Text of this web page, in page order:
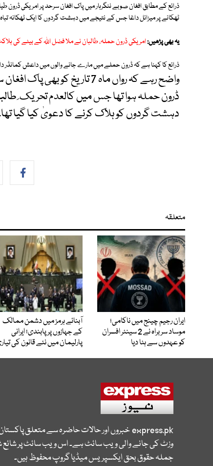
ذرائع کے مطابق افغان صوبے ننگرہار میں پاک افغان سرحد پر امریکی
ٹھکانے پر میزائل داغا جس کے نتیجے میں دہشت گردوں کا ایک ٹھکانہ تباہ ہوگیا اور اس میں
یہ بھی پڑھیں:امریکی ڈرون حملہ، طالبان نے ملا فضل اللہ کے بیٹے کی
ذرائع کا کہنا ہے کہ ڈرون حملے میں مارے جانے والوں میں داعش کمانڈر
واضح رہے کہ رواں ماہ 7 تاریخ
دہشت گردوں کو ہلاک کرنے کا دعویٰ کیا گیا
متعلقہ
ایران رجیم چینج میں ناکامی؛
موساد سربراہ نے 2 سینئر افسران
کو عہدوں سے ہٹا دیا
آبنائے ہرمز میں دشمن ممالک
کے جہازوں پر پابندی؛ ایرانی
پارلیمان میں نئے قانون کی
express.pkخبروں اور حالات حاضرہ سے متعلق
وزٹ کی جانے والی ویب سائٹ ہے۔ اس ویب سائٹ پر شائع
جملہ حقوق بحق ایکسپریس میڈیا گروپ محفوظ ہیں۔